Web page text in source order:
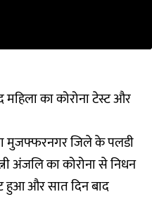
का कोरोना टेस्ट और
मुजफ्फरनगर जिले के पलडी
अंजलि का कोरोना से निधन
हुआ और सात दिन बाद